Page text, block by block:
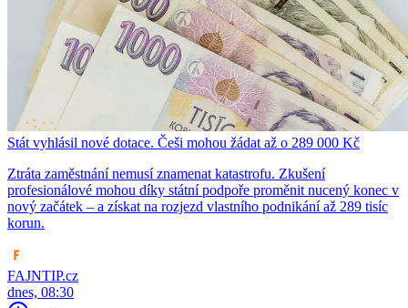
Stát vyhlásil nové dotace. Češi mohou žádat až o 289 000 Kč
Ztráta zaměstnání nemusí znamenat katastrofu. Zkušení
profesionálové mohou díky státní podpoře proměnit nucený konec v
nový začátek – a získat na rozjezd vlastního podnikání až 289 tisíc
korun.
FAJNTIP.cz
dnes, 08:30